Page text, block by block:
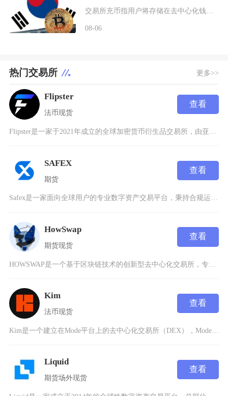
08-06
热门交易所 更多>>
Flipster
法币现货
查看
SAFEX
期货
查看
Safex是一家面向全球用户的专业数字资产交易平台，秉持合规运营、安全为本的发展理念，持续
HowSwap
期货现货
查看
Kim
法币现货
查看
Kim是一个建立在Mode平台上的去中心化交易所（DEX），Mode平台是以太坊第2层解决
Liquid
期货场外现货
查看